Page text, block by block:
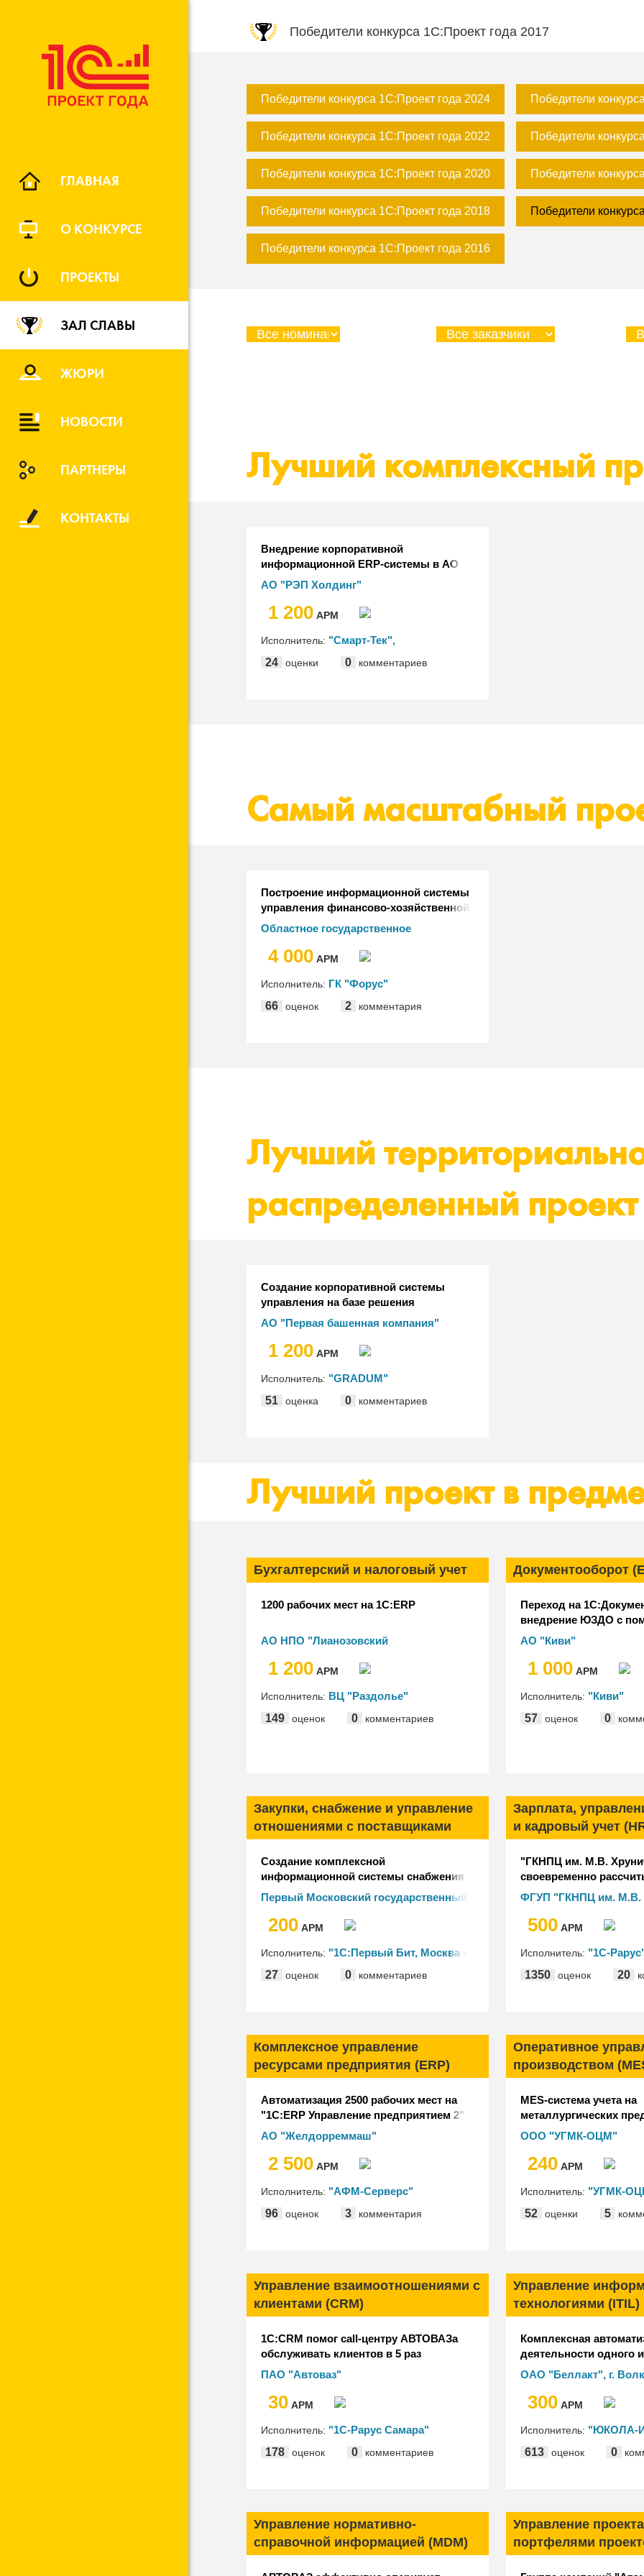
ГЛАВНАЯ
О КОНКУРСЕ
ПРОЕКТЫ
ЗАЛ СЛАВЫ
ЖЮРИ
НОВОСТИ
ПАРТНЕРЫ
КОНТАКТЫ
Победители конкурса 1С:Проект года 2017
Победители конкурса 1С:Проект года 2024 Победители
Победители конкурса 1С:Проект года 2022 Победители
Победители конкурса 1С:Проект года 2020 Победители
Победители конкурса 1С:Проект года 2018 Победители
Победители конкурса 1С:Проект года 2016
Лучший комплексный
Внедрение корпоративной
информационной ERP-системы в АО
"РЭПХ"
АО "РЭП Холдинг"
1 200 АРМ
Исполнитель: "Смарт-Тек",
"СофтБаланс", "Диалог ИТ", "1С-
Рарус", "ITLand", "artIT", "KoderLine",
24 оценки 0 комментариев
Самый масштабный
Построение информационной системы
управления финансово-хозяйственной
деятельностью исполнительных
органов власти и государственных
учреждений Иркутской области
Областное государственное
"Информационно-технический центр
4 000 АРМ
Исполнитель: ГК "Форус"
66
оценок 2 комментария
Лучший
распределенный проект
Создание корпоративной системы
управления на базе решения
"1С:Корпорация" в АО "Первая
башенная компания" (ПБК)
АО "Первая башенная компания"
1 200 АРМ
Исполнитель: "GRADUM"
51
оценка 0 комментариев
Лучший проект в
Бухгалтерский и налоговый учет
1200 рабочих мест на 1С:ERP
АО НПО "Лианозовский
1 200 АРМ
Исполнитель: ВЦ "Раздолье"
149
оценок 0 комментариев
Документооборот
Переход на
внедрение ЮЗДО с
АО "Киви"
1 000 АРМ
Исполнитель: "Киви"
57
оценок 0
Закупки, снабжение и управление
отношениями с поставщиками
Создание комплексной
информационной системы снабжения
медикаментами Клинического центра
Сеченовского университета на базе
"1С:Медицина.Больничная аптека"
Первый Московский государственный
Сеченова
200 АРМ
Исполнитель: "1С:Первый Бит, Москва -
м. Семеновская"
27 оценок 0 комментариев
Зарплата,
и кадровый учет
"ГКНПЦ им. М.В.
своевременно
для 17 000
системы
персоналом 8 КОРП"
ФГУП "ГКНПЦ им. М.В.
500 АРМ
Исполнитель: "1С-
1350
оценок 20
Комплексное управление
ресурсами предприятия (ERP)
Автоматизация 2500 рабочих мест на
"1С:ERP Управление предприятием 2"
для АО "Желдорреммаш" (ГК
"ЛокоТех")
АО "Желдорреммаш"
2 500 АРМ
Исполнитель: "АФМ-Серверс"
96
оценок 3 комментария
Оперативное
производством
MES-система учета на
металлургических
ООО "УГМК-ОЦМ"
240 АРМ
Исполнитель: "УГМК-
52
оценки 5
Управление взаимоотношениями с
клиентами (CRM)
1С:CRM помог call-центру АВТОВАЗа
обслуживать клиентов в 5 раз
эффективнее
ПАО "Автоваз"
30 АРМ
Исполнитель: "1С-Рарус Самара"
178
оценок 0 комментариев
Управление
технологиями (ITIL)
Комплексная
деятельности одного
производителей
Республики Беларусь
ОАО "Беллакт", г.
300 АРМ
Исполнитель: "ЮКОЛА-
613
оценок 0
Управление нормативно-
справочной информацией (MDM)
Управление
портфелями